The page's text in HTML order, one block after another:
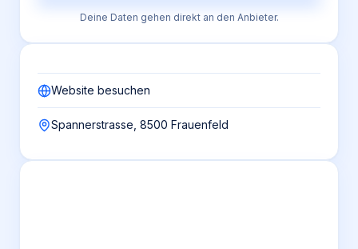
Deine Daten gehen direkt an den Anbieter.
Website besuchen
Spannerstrasse, 8500 Frauenfeld